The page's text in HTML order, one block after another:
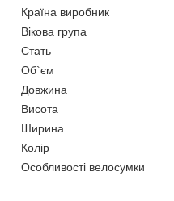
Країна виробник
Вікова група
Стать
Об`єм
Довжина
Висота
Ширина
Колір
Особливості велосумки